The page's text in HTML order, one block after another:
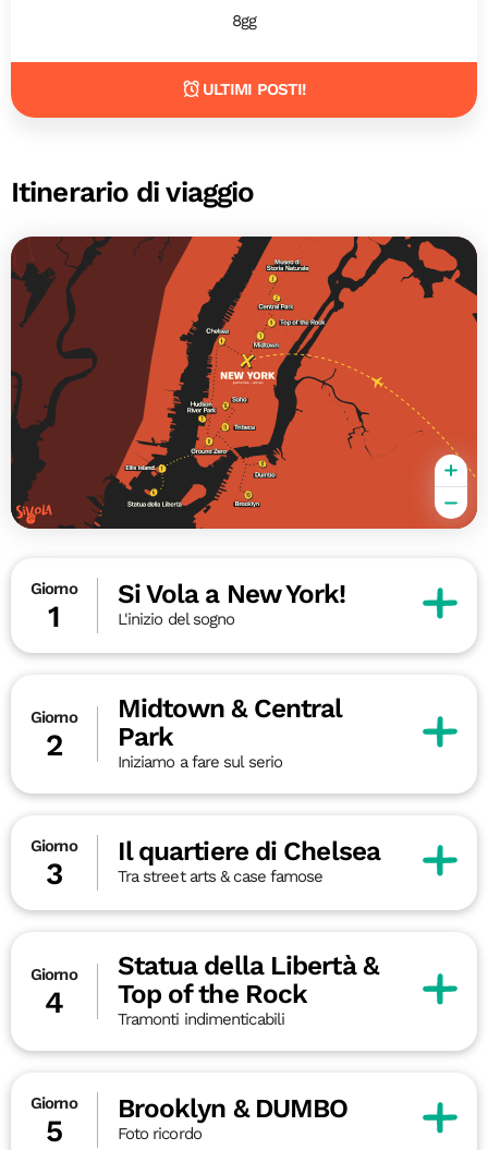
8gg
ULTIMI POSTI!
Itinerario di viaggio
Giorno
1
Si Vola a New York!
L'inizio del sogno
Giorno
2
Midtown & Central
Park
Iniziamo a fare sul serio
Giorno
3
Il quartiere di Chelsea
Tra street arts & case famose
Giorno
4
Statua della Libertà &
Top of the Rock
Tramonti indimenticabili
Giorno
5
Brooklyn & DUMBO
Foto ricordo